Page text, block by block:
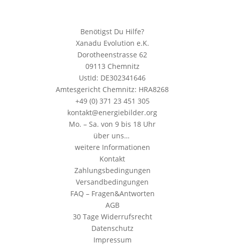
Benötigst Du Hilfe?
Xanadu Evolution e.K.
Dorotheenstrasse 62
09113 Chemnitz
UstId: DE302341646
Amtesgericht Chemnitz: HRA8268
+49 (0) 371 23 451 305
kontakt@energiebilder.org
Mo. – Sa. von 9 bis 18 Uhr
über uns…
weitere Informationen
Kontakt
Zahlungsbedingungen
Versandbedingungen
FAQ – Fragen&Antworten
AGB
30 Tage Widerrufsrecht
Datenschutz
Impressum